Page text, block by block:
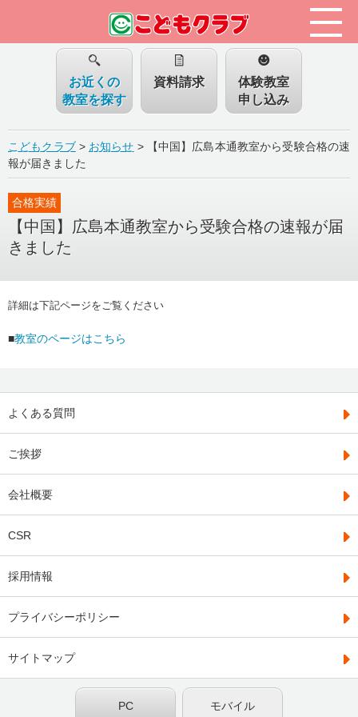
お近くの
教室を探す
資料請求
体験教室
申し込み
こどもクラブ> お知らせ >
【中国】広島本通教室から受験合格の速
報が届きました
【中国】広島本通教室から受験合格の速報が届
きました
合格実績
詳細は下記ページをご覧ください
■教室のページはこちら
よくある質問
ご挨拶
会社概要
CSR
採用情報
プライバシーポリシー
サイトマップ
モバイル
PC